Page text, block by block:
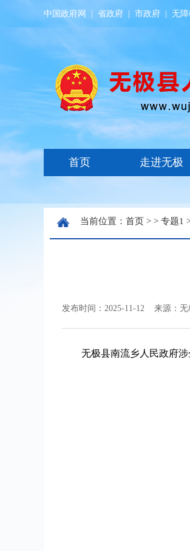
中国政府网 省政府 市政府 无
当前位置： 首页 > > 专题1
发布时间：2025-11-12 来源：无
无极县南流乡人民政府